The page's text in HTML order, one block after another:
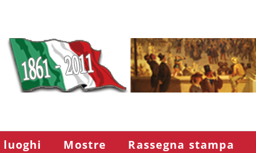
luoghi Mostre Rassegna stampa